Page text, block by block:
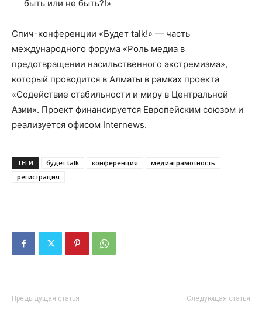
быть или не быть?!»
Спич-конференции «Будет talk!» — часть
международного форума «Роль медиа в
предотвращении насильственного экстремизма»,
который проводится в Алматы в рамках проекта
«Содействие стабильности и миру в Центральной
Азии». Проект финансируется Европейским союзом и
реализуется офисом Internews.
ТЕГИ будет talk конференция
медиаграмотность
регистрация
Предыдущая статья Следующая статья